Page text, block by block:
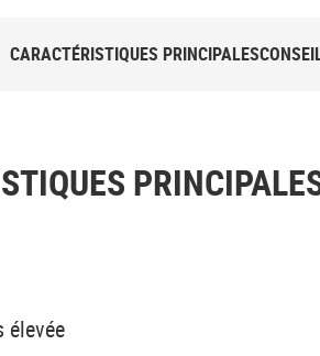
CARACTÉRISTIQUES PRINCIPALES
élevée